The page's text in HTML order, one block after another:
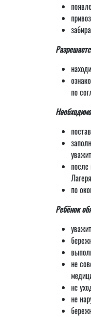
по
после
по
Ребёнок
не
не
не